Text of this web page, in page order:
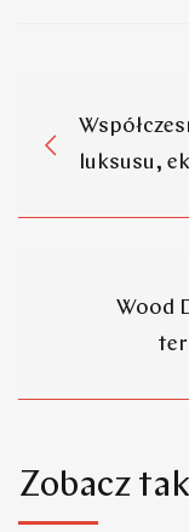
luksusu,
Wood
Zobacz